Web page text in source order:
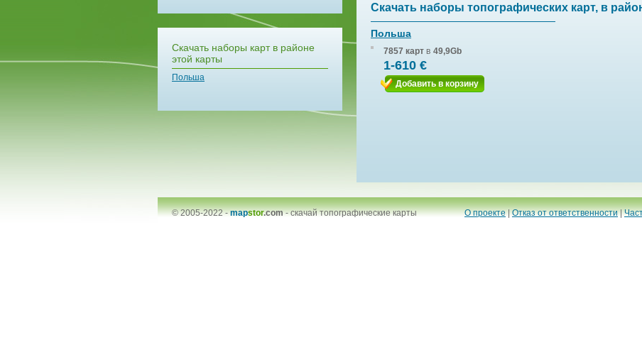
Скачать наборы карт в районе
этой карты
Польша
Скачать наборы топографических карт, в
Польша
7857 карт в 49,9Gb
1-610 €
Добавить в корзину
© 2005-2022 -mapstor.com-скачай топографические карты О проекте|Отказ от ответственности|